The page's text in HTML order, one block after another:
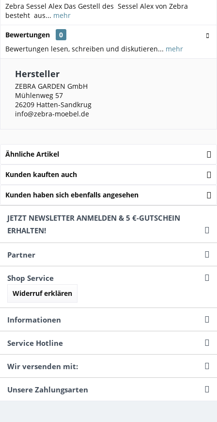
Zebra Sessel Alex Das Gestell des Sessel Alex von Zebra
besteht aus... mehr
Bewertungen
0
Bewertungen lesen, schreiben und diskutieren... mehr
Hersteller
ZEBRA GARDEN GmbH
Mühlenweg 57
26209 Hatten-Sandkrug
info@zebra-moebel.de
Ähnliche Artikel
Kunden kauften auch
Kunden haben sich ebenfalls angesehen
JETZT NEWSLETTER ANMELDEN & 5 €-GUTSCHEIN
ERHALTEN!
Partner
Shop Service
Widerruf erklären
Informationen
Service Hotline
Wir versenden mit:
Unsere Zahlungsarten